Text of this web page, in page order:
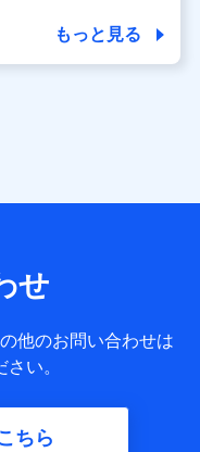
る保険関連サービスに
者及び被保険者の氏
者と被保険者の関係、
険料、保険料のお支払
などの情報などが含ま
もっと見る
せ
他のお問い合わせは
い。
ちら